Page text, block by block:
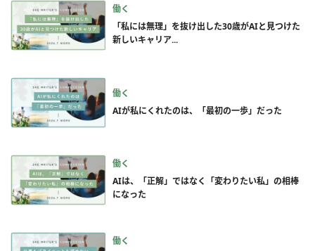
働く
「私には無理」を抜け出した30歳がAIと見つけた
新しいキャリア...
働く
AIが私にくれたのは、「最初の一歩」だった
働く
AIは、「正解」ではなく「変わりたい私」の相棒
になった
働く